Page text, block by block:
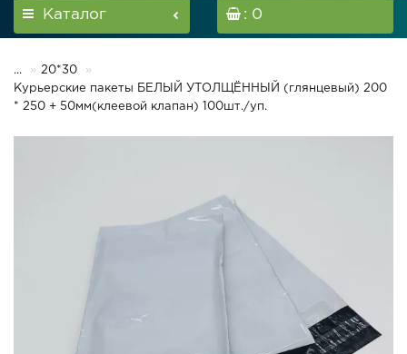
Каталог : 0
...
20*30
Курьерские пакеты БЕЛЫЙ УТОЛЩЁННЫЙ (глянцевый) 200
* 250 + 50мм(клеевой клапан) 100шт./уп.